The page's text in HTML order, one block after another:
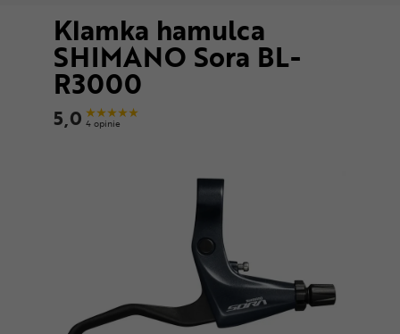
Stopka
Mapa strony
Kaski
Buty
Warsztat
Klamka hamulca
SHIMANO Sora BL-
R3000
5,0 4 opinie